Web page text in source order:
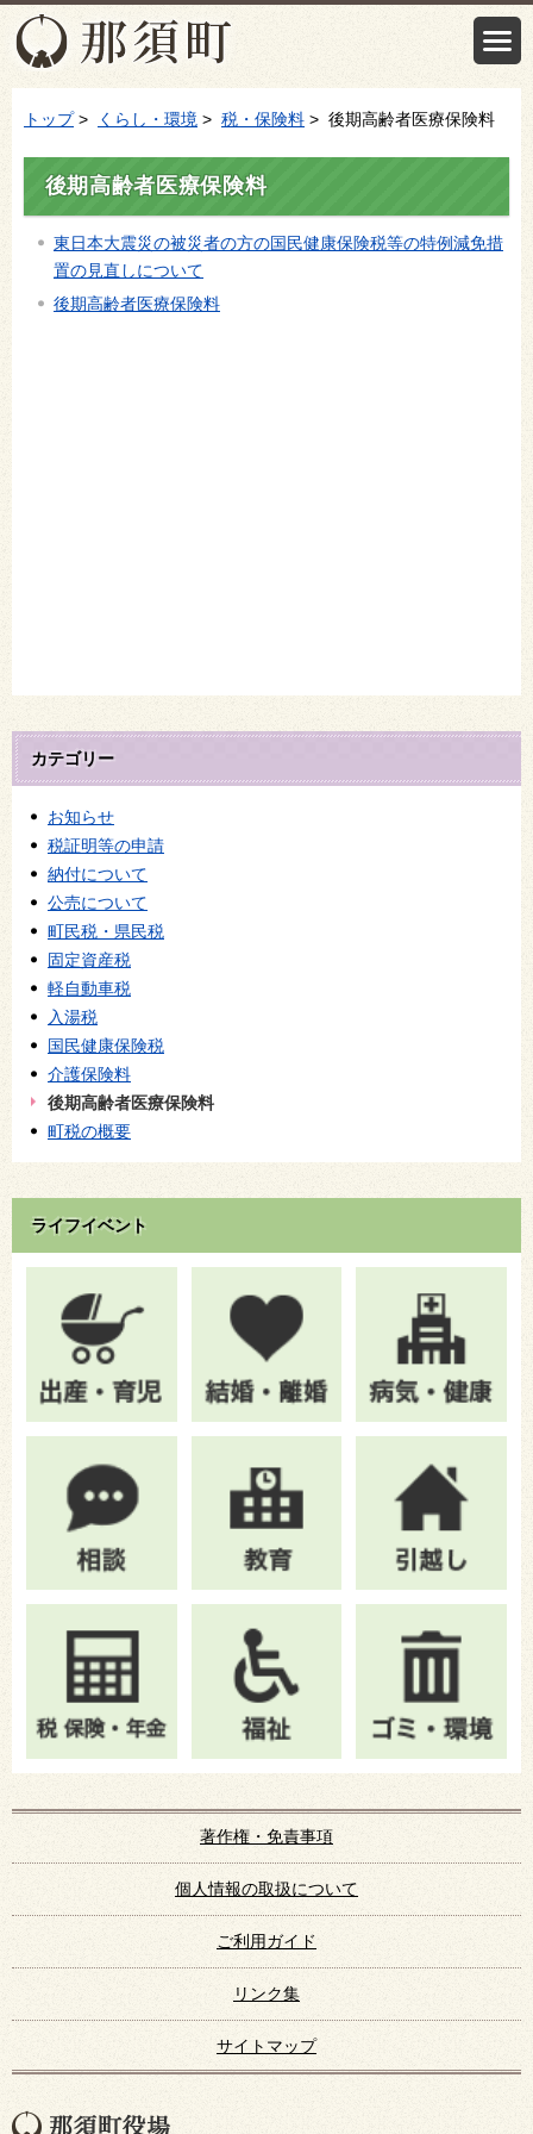
トップ> くらし・環境 > 税・保険料 > 後期高齢者医療保険料
後期高齢者医療保険料
東日本大震災の被災者の方の国民健康保険税等の特例減免措
置の見直しについて
後期高齢者医療保険料
カテゴリー
お知らせ
税証明等の申請
納付について
公売について
町民税・県民税
固定資産税
軽自動車税
入湯税
国民健康保険税
介護保険料
後期高齢者医療保険料
町税の概要
ライフイベント
著作権・免責事項
個人情報の取扱について
ご利用ガイド
リンク集
サイトマップ